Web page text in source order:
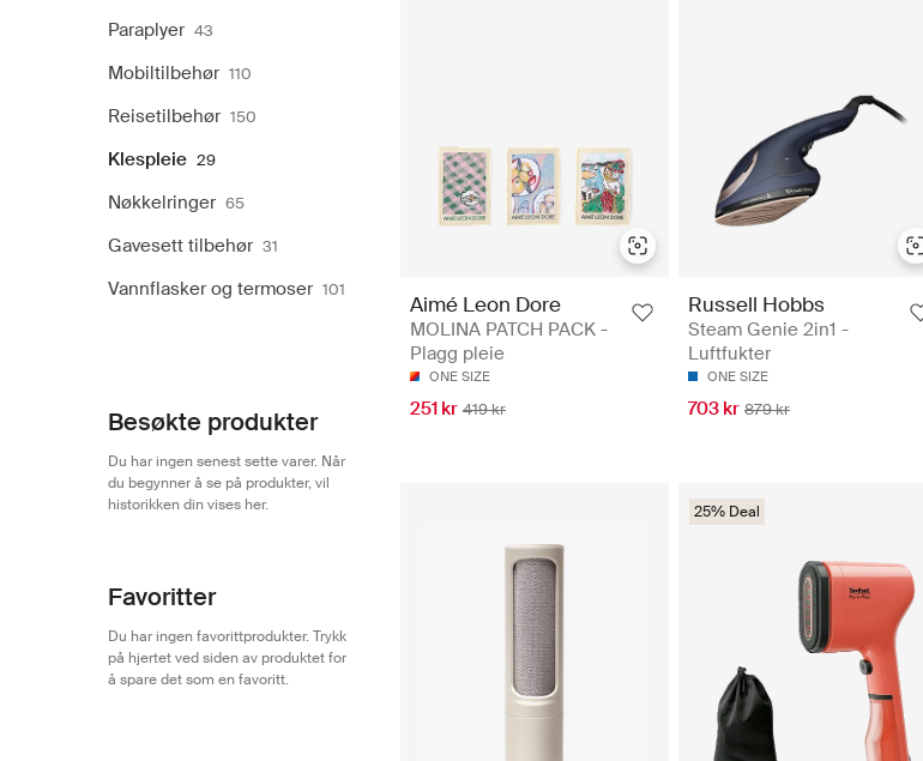
Paraplyer 43
Mobiltilbehør 110
Reisetilbehør 150
Klespleie 29
Nøkkelringer 65
Gavesett tilbehør 31
Vannflasker og termoser 101
Besøkte produkter
Du har ingen senest sette varer. Når
du begynner å se på produkter, vil
historikken din vises her.
Favoritter
Du har ingen favorittprodukter. Trykk
på hjertet ved siden av produktet for
å spare det som en favoritt.
Aimé Leon Dore
MOLINA PATCH PACK -
Plagg pleie
ONE SIZE
251 kr 419 kr
Russell Hobbs
Steam Genie 2in1 -
Luftfukter
ONE SIZE
703 kr 879 kr
25% Deal